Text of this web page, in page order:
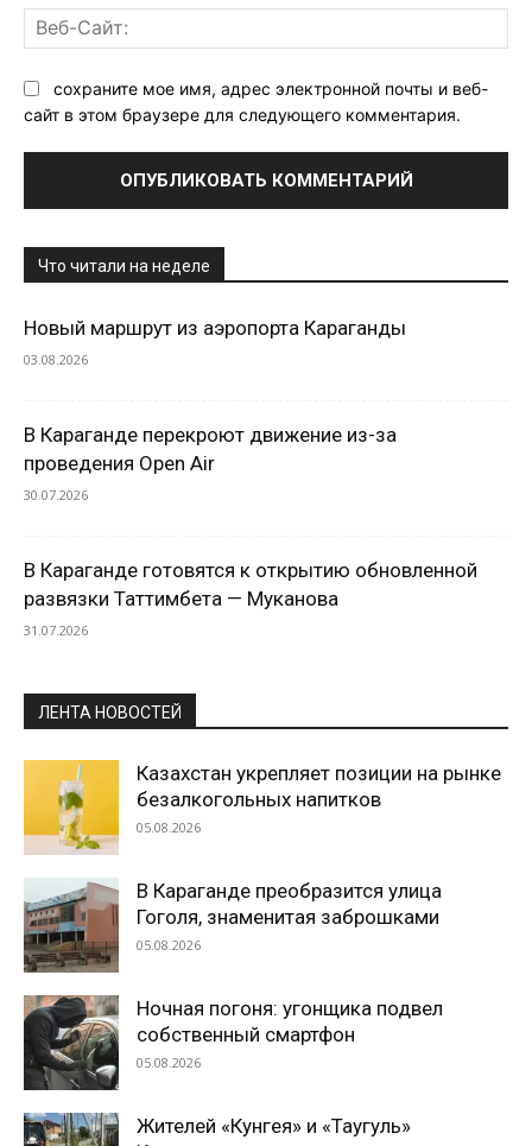
сохраните мое имя, адрес электронной почты и веб-
сайт в этом браузере для следующего комментария.
Что читали на неделе
Новый маршрут из аэропорта Караганды
03.08.2026
В Караганде перекроют движение из-за
проведения Open Air
30.07.2026
В Караганде готовятся к открытию обновленной
развязки Таттимбета — Муканова
31.07.2026
ЛЕНТА НОВОСТЕЙ
Казахстан укрепляет позиции на рынке
безалкогольных напитков
05.08.2026
В Караганде преобразится улица
Гоголя, знаменитая заброшками
05.08.2026
Ночная погоня: угонщика подвел
собственный смартфон
05.08.2026
Жителей «Кунгея» и «Таугуль»